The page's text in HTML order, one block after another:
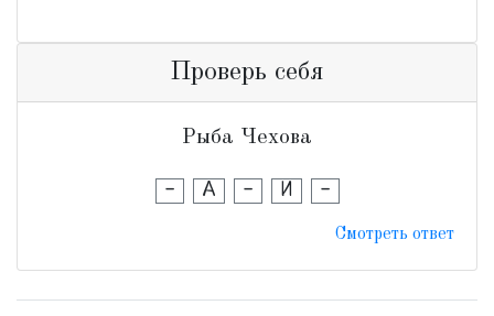
Проверь себя
Рыба Чехова
- А - И -
Смотреть ответ